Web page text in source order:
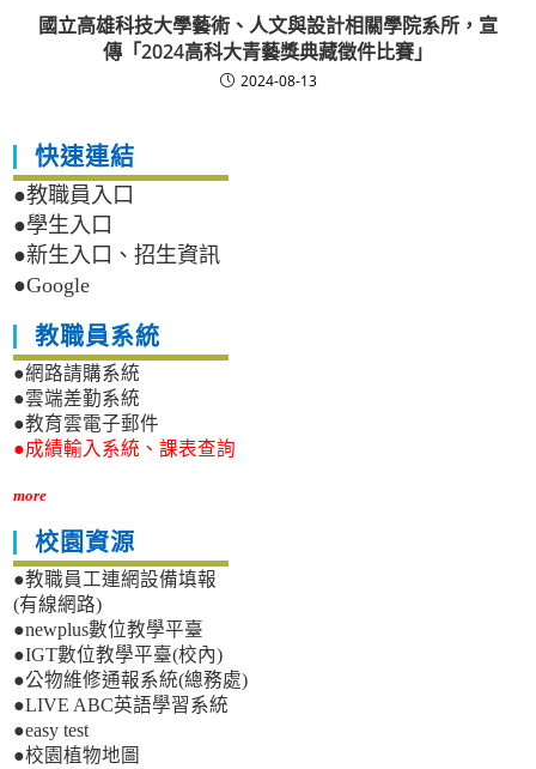
國立高雄科技大學藝術、人文與設計相關學院系所，宣
傳「2024高科大青藝獎典藏徵件比賽」
2024-08-13
快速連結
●教職員入口
●學生入口
●新生入口、招生資訊
●Google
教職員系統
●網路請購系統
●雲端差勤系統
●教育雲電子郵件
●成績輸入系統、課表查詢
more
校園資源
●教職員工連網設備填報
(有線網路)
●newplus數位教學平臺
●IGT數位教學平臺(校內)
●公物維修通報系統(總務處)
●LIVE ABC英語學習系統
●easy test
●校園植物地圖